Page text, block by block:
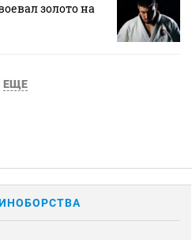
золото на
ЕЩЕ